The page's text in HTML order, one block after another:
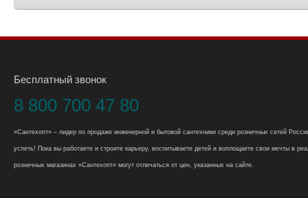
Бесплатный звонок
8 800 700 47 80
«Сантехопт» – лидер по продаже инженерной и бытовой сантехники среди розничных сетей
успеть! Пока вы работаете и строите карьеру, воспитываете детей и воплощаете свои мечты в
розничных магазинах «Сантехопт» могут отличаться от цен, указанных на сайте.